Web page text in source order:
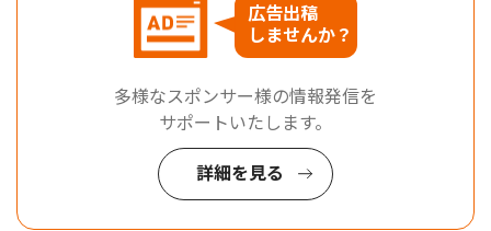
広告出稿
しませんか？
多様なスポンサー様の情報発信を
サポートいたします。
詳細を見る